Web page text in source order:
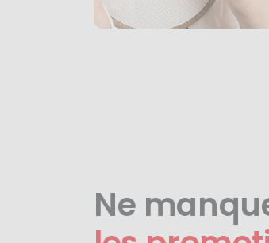
Ne